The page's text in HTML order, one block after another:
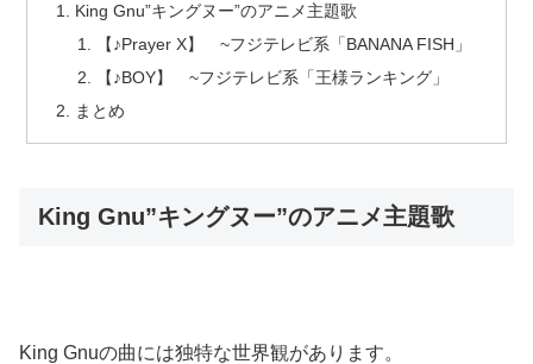
King Gnu”キングヌー”のアニメ主題歌
【♪Prayer X】 ~フジテレビ系「BANANA FISH」
【♪BOY】 ~フジテレビ系「王様ランキング」
まとめ
King Gnu”キングヌー”のアニメ主題歌
King Gnuの曲には独特な世界観があります。